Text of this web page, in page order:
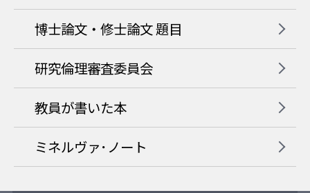
博士論文・修士論文 題目
研究倫理審査委員会
教員が書いた本
ミネルヴァ･ノート